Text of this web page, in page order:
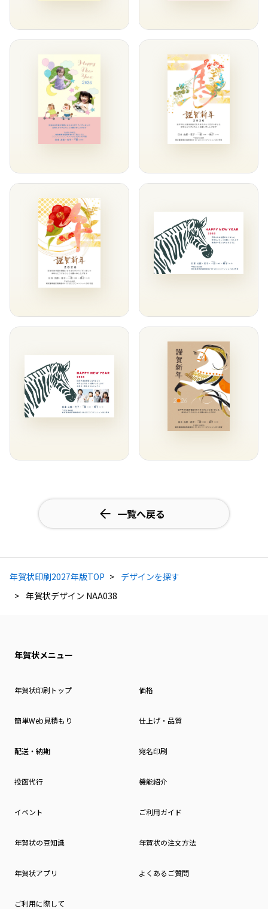
一覧へ戻る
年賀状印刷2027年版TOP
デザインを探す
年賀状デザイン NAA038
年賀状メニュー
年賀状印刷トップ 価格
簡単Web見積もり 仕上げ・品質
配送・納期 宛名印刷
投函代行 機能紹介
イベント ご利用ガイド
年賀状の豆知識 年賀状の注文方法
年賀状アプリ よくあるご質問
ご利用に際して